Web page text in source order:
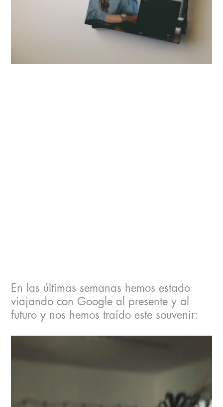
En las últimas semanas hemos estado
viajando con Google al presente y al
futuro y nos hemos traído este souvenir: